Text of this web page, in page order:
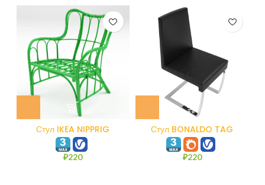
Стул IKEA NIPPRIG
₽220
Стул BONALDO TAG
₽220